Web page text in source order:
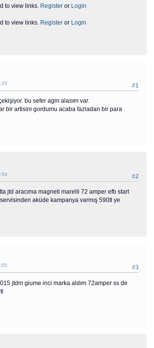
to view links. Register or Login
to view links. Register or Login
#1
bu sefer agm alasım var.
bir artisini gordumu acaba fazladan bir para
#2
jtd aracıma magneti marelli 72 amper efb start
aküde kampanya varmış 590tl ye
#3
jtdm giume inci marka aldım 72amper ss de